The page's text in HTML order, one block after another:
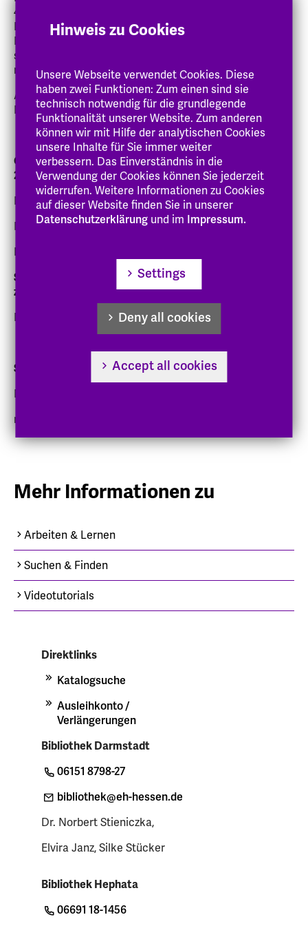
47.000 Medien aus den Bereichen Theologie, Soziologie,
Psychologie, Pädagogik, Politik, Recht, Ökonomie,
Medizin und Pflegewissenschaft auf. Im Online-Katalog
sind alle vorhandenen Titel nachgewiesen und
recherchierbar.
Am Studienstandort Hephata sind weitereca. 50.000
Medien verfügbar.
Öffnungszeiten in der vorlesungsfreien Zeit (20.7. bis
2.10.26)
Montag und Dienstag: 10:00 bis 14:00 Uhr
Mittwoch: 12:00 bis 17:00 Uhr
Donnerstag und Freitag: 10:00 bis 14:00 Uhr
Servicezeiten (alle bibliothekarischen Dienste stehen
zur Verfügung)
Montag bis Freitag: 9:00 bis 16:00 Uhr
Sprechzeiten am Standort Kassel
Mittwoch: 11:00 bis 12:00 Uhr
nach vorheriger Anmeldung per Email
Mehr Informationen zu
Arbeiten & Lernen
Suchen & Finden
Videotutorials
Direktlinks
Katalogsuche
Ausleihkonto /
Verlängerungen
Bibliothek Darmstadt
06151 8798-27
bibliothek@eh-hessen.de
Dr. Norbert Stieniczka,
Elvira Janz, Silke Stücker
Bibliothek Hephata
06691 18-1456
Hinweis zu Cookies
Unsere Webseite verwendet Cookies. Diese
haben zwei Funktionen: Zum einen sind sie
technisch notwendig für die grundlegende
Funktionalität unserer Website. Zum anderen
können wir mit Hilfe der analytischen Cookies
unsere Inhalte für Sie immer weiter
verbessern. Das Einverständnis in die
Verwendung der Cookies können Sie jederzeit
widerrufen. Weitere Informationen zu Cookies
auf dieser Website finden Sie in unserer
Datenschutzerklärung und im Impressum.
Settings
Deny all cookies
Accept all cookies